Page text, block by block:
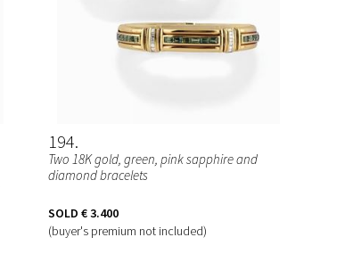
194
Two 18K gold, green, pink sapphire and
diamond bracelets
SOLD € 3.400
(buyer's premium not included)